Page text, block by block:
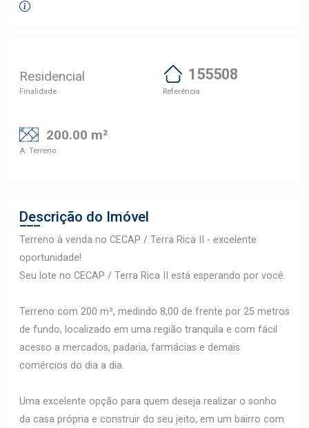
Residencial
Finalidade
155508
Referência
200.00 m²
A. Terreno
Descrição do Imóvel
Terreno à venda no CECAP / Terra Rica II - excelente
oportunidade!
Seu lote no CECAP / Terra Rica II está esperando por você.
Terreno com 200 m², medindo 8,00 de frente por 25 metros
de fundo, localizado em uma região tranquila e com fácil
acesso a mercados, padaria, farmácias e demais
comércios do dia a dia.
Uma excelente opção para quem deseja realizar o sonho
da casa própria e construir do seu jeito, em um bairro com